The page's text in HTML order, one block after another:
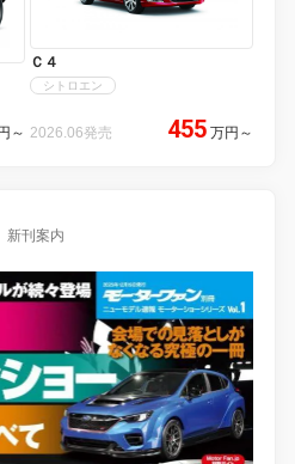
～
Ｃ４
シトロエン
2026.06発売 455 万円 ～
新刊案内